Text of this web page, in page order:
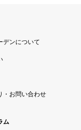
デンについて
・お問い合わせ
ム